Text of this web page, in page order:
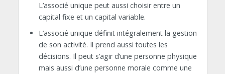
L’associé unique peut aussi choisir entre un
capital fixe et un capital variable.
L’associé unique définit intégralement la gestion
de son activité. Il prend aussi toutes les
décisions. Il peut s’agir d’une personne physique
mais aussi d’une personne morale comme une